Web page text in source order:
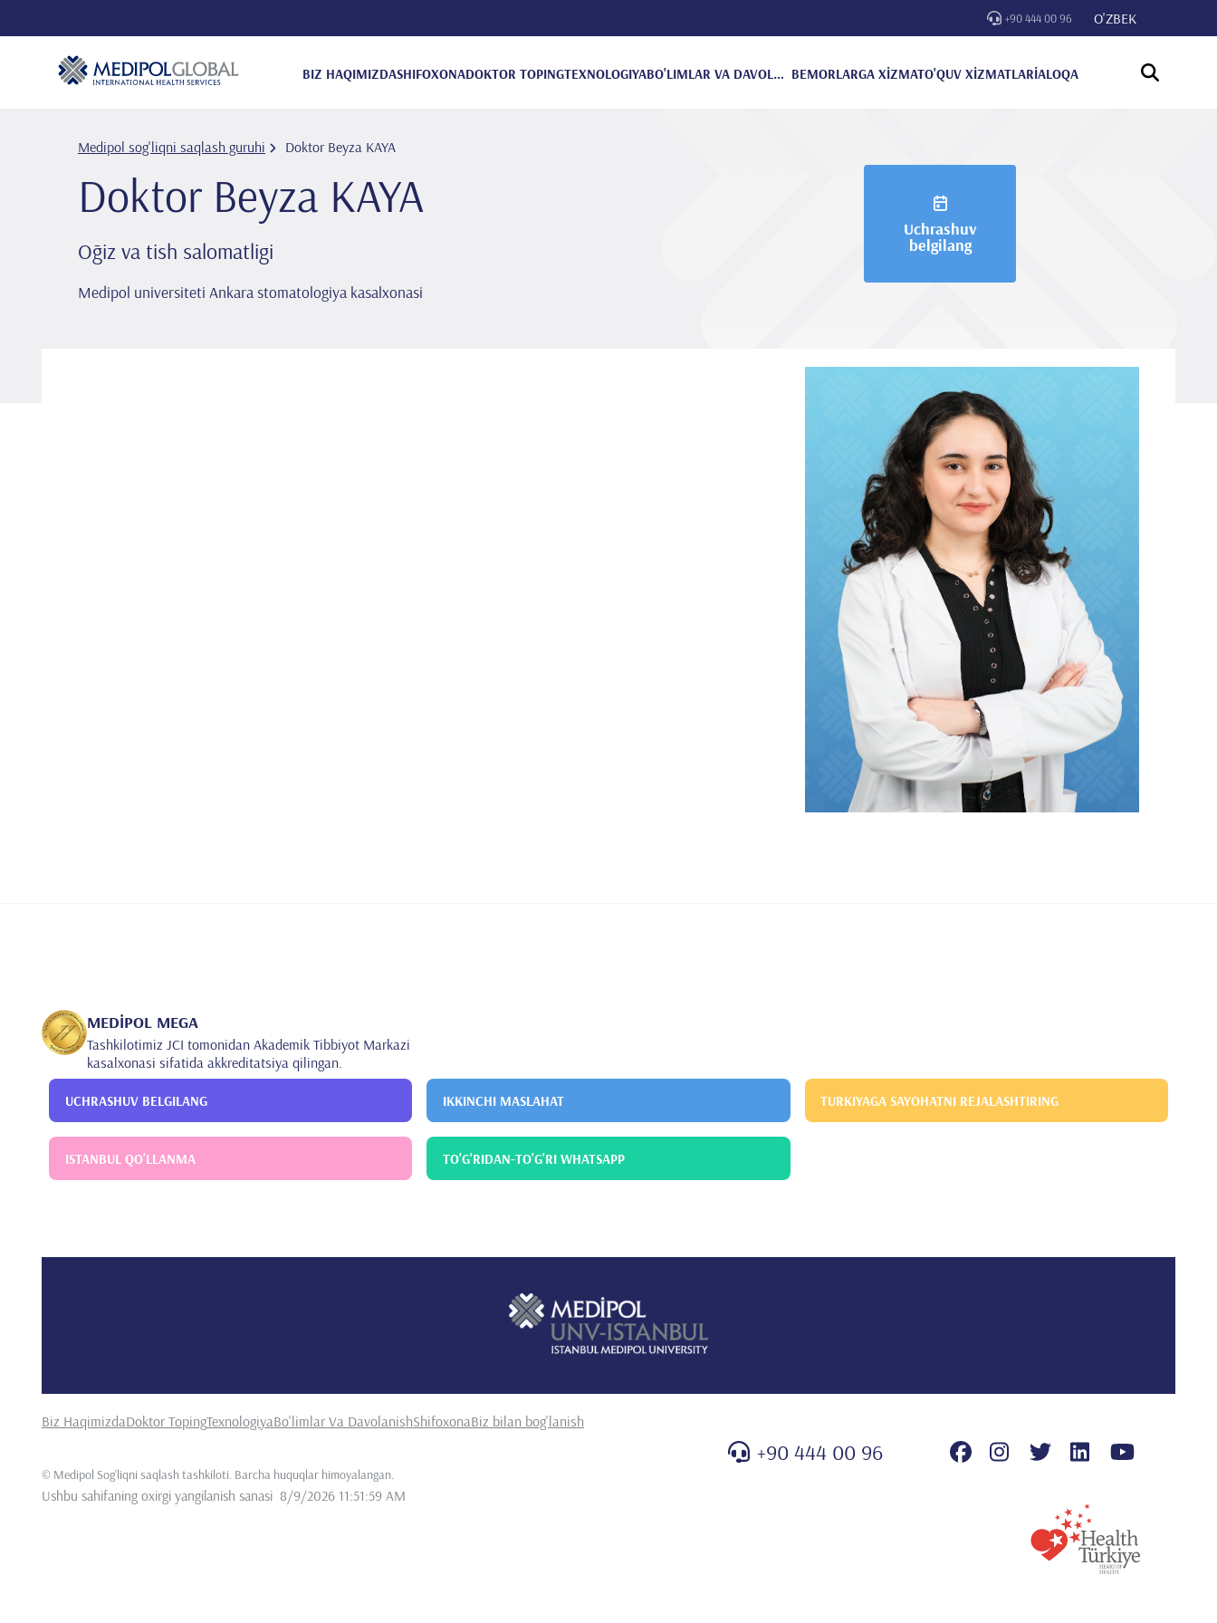
+90 444 00 96 O'ZBEK
BIZ HAQIMIZDASHIFOXONADOKTOR TOPINGTEXNOLOGIYA BO'LIMLAR VA DAVOLANISH BEMORLARGA XİZMATO'QUV XİZMATLARİALOQA
Medipol sog'liqni saqlash guruhi Doktor Beyza KAYA
Doktor Beyza KAYA
Oğiz va tish salomatligi
Medipol universiteti Ankara stomatologiya kasalxonasi
Uchrashuv
belgilang
MEDİPOL MEGA
Tashkilotimiz JCI tomonidan Akademik Tibbiyot Markazi
kasalxonasi sifatida akkreditatsiya qilingan.
UCHRASHUV BELGILANG IKKINCHI MASLAHAT TURKIYAGA SAYOHATNI REJALASHTIRING
ISTANBUL QO'LLANMA TO'G'RIDAN-TO'G'RI WHATSAPP
Biz HaqimizdaDoktor TopingTexnologiyaBo'limlar Va DavolanishShifoxonaBiz bilan bog'lanish
© Medipol Sog'liqni saqlash tashkiloti. Barcha huquqlar himoyalangan.
Ushbu sahifaning oxirgi yangilanish sanasi 8/9/2026 11:51:59 AM
+90 444 00 96